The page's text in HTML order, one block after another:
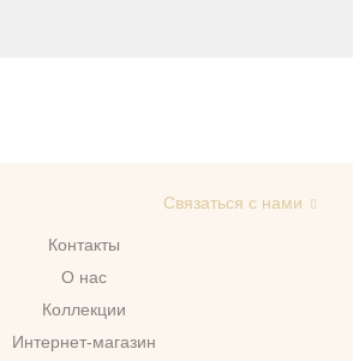
Контакты
О нас
Коллекции
Интернет-магазин
Связаться с нами